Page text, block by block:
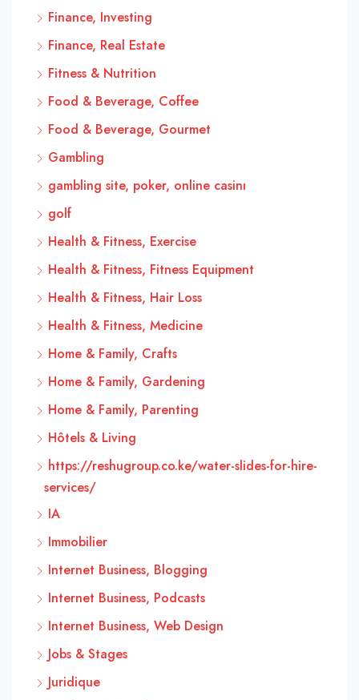
Finance, Investing
Finance, Real Estate
Fitness & Nutrition
Food & Beverage, Coffee
Food & Beverage, Gourmet
Gambling
gambling site, poker, online casinı
golf
Health & Fitness, Exercise
Health & Fitness, Fitness Equipment
Health & Fitness, Hair Loss
Health & Fitness, Medicine
Home & Family, Crafts
Home & Family, Gardening
Home & Family, Parenting
Hôtels & Living
https://reshugroup.co.ke/water-slides-for-hire-
services/
IA
Immobilier
Internet Business, Blogging
Internet Business, Podcasts
Internet Business, Web Design
Jobs & Stages
Juridique